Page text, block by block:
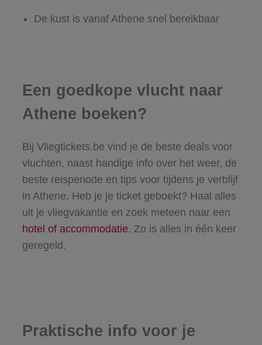
De kust is vanaf Athene snel bereikbaar
Een goedkope vlucht naar
Athene boeken?
Bij Vliegtickets.be vind je de beste deals voor
vluchten, naast handige info over het weer, de
beste reisperiode en tips voor tijdens je verblijf
in Athene. Heb je je ticket geboekt? Haal alles
uit je vliegvakantie en zoek meteen naar een
hotel of accommodatie. Zo is alles in één keer
geregeld.
Praktische info voor je